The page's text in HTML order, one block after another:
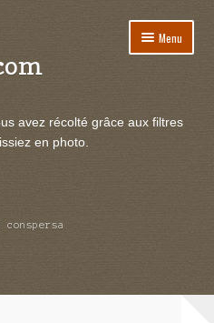
Menu
le
avez récolté grâce aux filtres
en photo.
conspersa